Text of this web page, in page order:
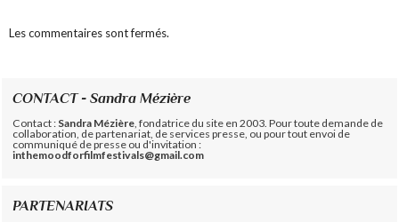
Les commentaires sont fermés.
CONTACT - Sandra Mézière
Contact : Sandra Mézière , fondatrice du site en 2003. Pour toute demande de
collaboration, de partenariat, de services presse, ou pour tout envoi de
communiqué de presse ou d'invitation :
inthemoodforfilmfestivals@gmail.com
PARTENARIATS